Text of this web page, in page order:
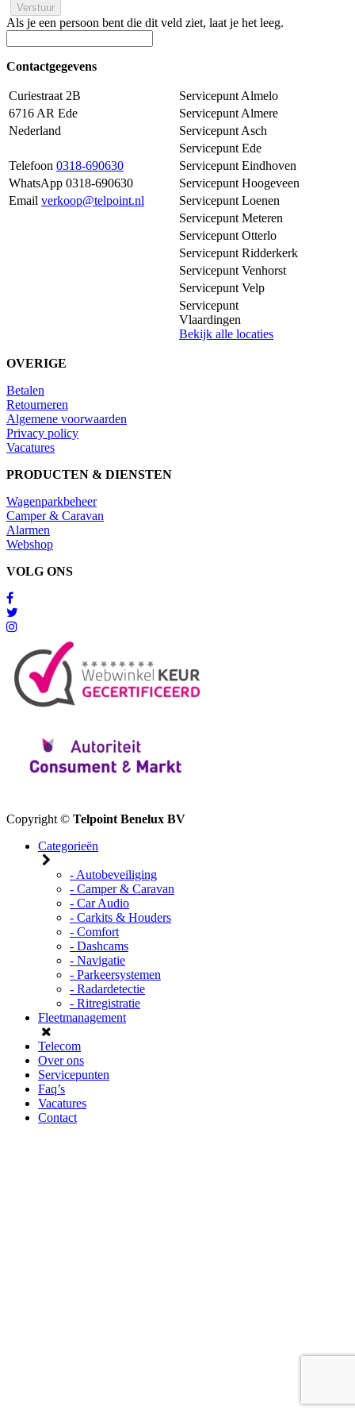
Als je een persoon bent die dit veld ziet, laat je het leeg.
Contactgegevens
Curiestraat 2B
Servicepunt Almelo
6716 AR Ede
Servicepunt Almere
Nederland
Servicepunt Asch
Servicepunt Ede
Telefoon 0318-690630
Servicepunt Eindhoven
WhatsApp 0318-690630
Servicepunt Hoogeveen
Email verkoop@telpoint.nl
Servicepunt Loenen
Servicepunt Meteren
Servicepunt Otterlo
Servicepunt Ridderkerk
Servicepunt Venhorst
Servicepunt Velp
Servicepunt
Vlaardingen
Bekijk alle locaties
OVERIGE
Betalen
Retourneren
Algemene voorwaarden
Privacy policy
Vacatures
PRODUCTEN & DIENSTEN
Wagenparkbeheer
Camper & Caravan
Alarmen
Webshop
VOLG ONS
Copyright © Telpoint Benelux BV
Categorieën
- Autobeveiliging
- Camper & Caravan
- Car Audio
- Carkits & Houders
- Comfort
- Dashcams
- Navigatie
- Parkeersystemen
- Radardetectie
- Ritregistratie
Fleetmanagement
Telecom
Over ons
Servicepunten
Faq’s
Vacatures
Contact